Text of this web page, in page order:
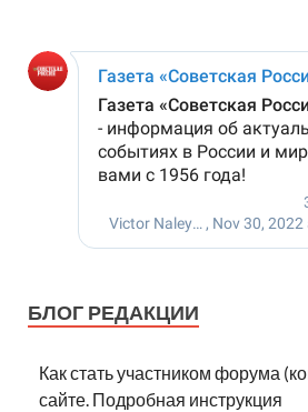
БЛОГ РЕДАКЦИИ
Как стать участником форума
сайте. Подробная инструкция